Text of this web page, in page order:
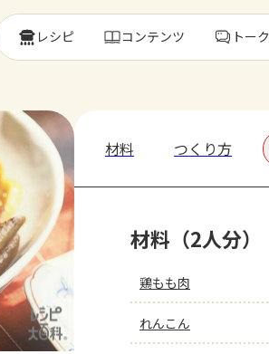
レシピ コンテンツ トーク
材料 つくり方
材料（2人分）
鶏もも肉
れんこん